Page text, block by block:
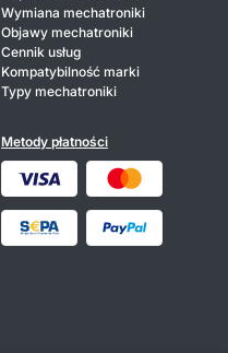
Wymiana mechatroniki
Objawy mechatroniki
Cennik usług
Kompatybilność marki
Typy mechatroniki
Metody płatności